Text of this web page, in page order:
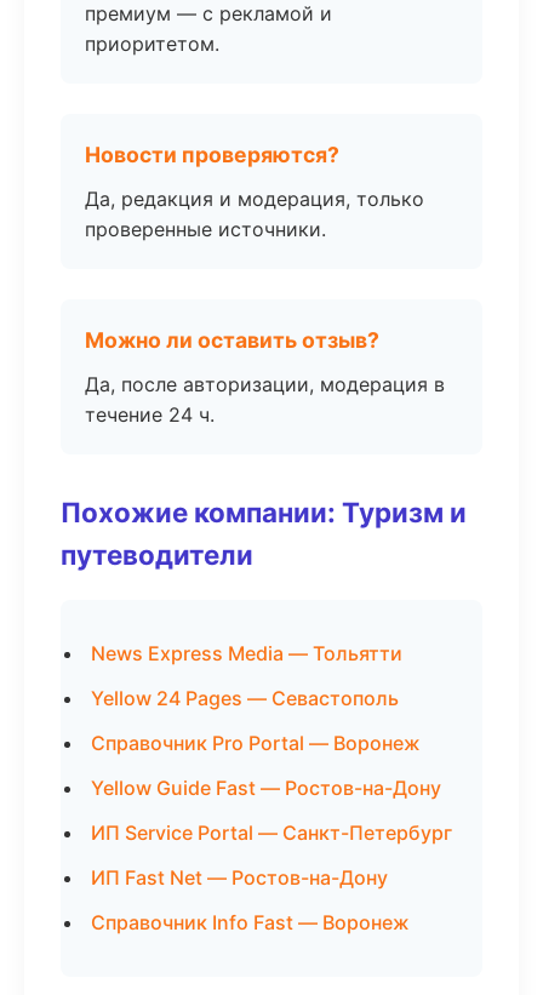
премиум — с рекламой и
приоритетом.
Новости проверяются?
Да, редакция и модерация, только
проверенные источники.
Можно ли оставить отзыв?
Да, после авторизации, модерация в
течение 24 ч.
Похожие компании: Туризм и
путеводители
News Express Media — Тольятти
Yellow 24 Pages — Севастополь
Справочник Pro Portal — Воронеж
Yellow Guide Fast — Ростов-на-Дону
ИП Service Portal — Санкт-Петербург
ИП Fast Net — Ростов-на-Дону
Справочник Info Fast — Воронеж